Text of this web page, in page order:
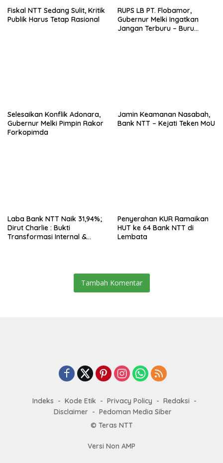
Fiskal NTT Sedang Sulit, Kritik
Publik Harus Tetap Rasional
RUPS LB PT. Flobamor,
Gubernur Melki Ingatkan
Jangan Terburu – Buru
Selesaikan Konflik Adonara,
Gubernur Melki Pimpin Rakor
Forkopimda
Jamin Keamanan Nasabah,
Bank NTT – Kejati Teken MoU
Laba Bank NTT Naik 31,94%;
Dirut Charlie : Bukti
Transformasi Internal &
Penyerahan KUR Ramaikan
HUT ke 64 Bank NTT di
Lembata
Tambah Komentar
Indeks Kode Etik Privacy Policy
Redaksi
Disclaimer
Pedoman Media Siber
© Teras NTT
Versi Non AMP